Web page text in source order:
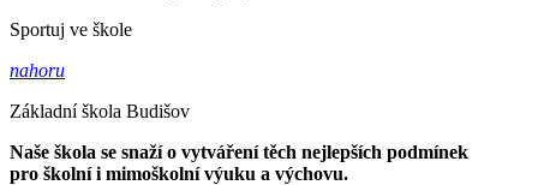
Sportuj ve škole
nahoru
Základní škola Budišov
Naše škola se snaží o vytváření těch nejlepších podmínek
pro školní i mimoškolní výuku a výchovu.